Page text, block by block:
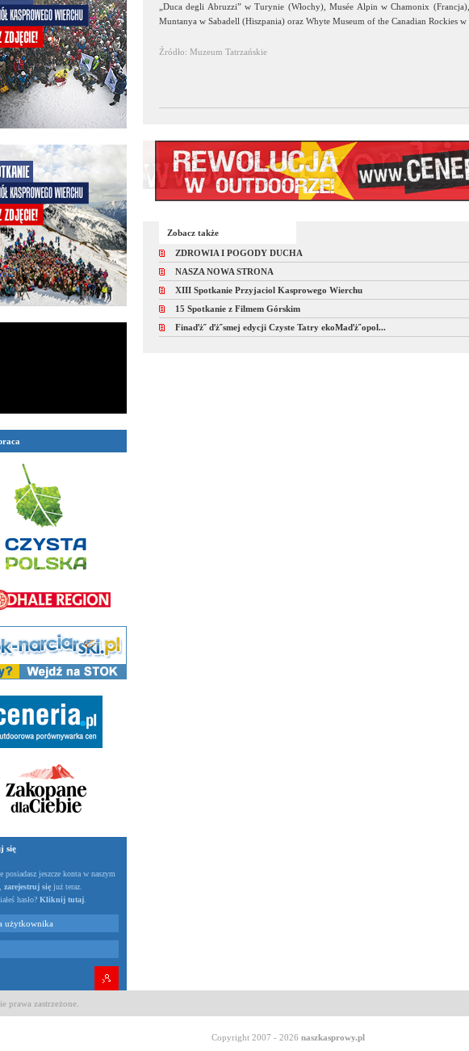
się
posiadasz jeszcze konta w naszym
zarejestruj się już teraz.
hasło? Kliknij tutaj
„Duca degli Abruzzi” w Turynie (Włochy), Musée Alpin w Chamonix
Muntanya w Sabadell (Hiszpania) oraz Whyte Museum of the Canadian Rockies
Źródło: Muzeum Tatrzańskie
Zobacz także
ZDROWIA I POGODY DUCHA
NASZA NOWA STRONA
XIII Spotkanie Przyjaciol Kasprowego Wierchu
15 Spotkanie z Filmem Górskim
Finaďż˝ ďż˝smej edycji Czyste Tatry ekoMaďż˝opol...
prawa zastrzeżone.
Copyright 2007 - 2026 naszkasprowy.pl